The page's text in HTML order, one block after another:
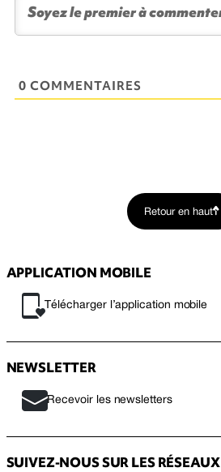
0 COMMENTAIRES
Retour en haut
APPLICATION MOBILE
Télécharger l’application mobile
NEWSLETTER
Recevoir les newsletters
SUIVEZ-NOUS SUR LES RÉSEAUX